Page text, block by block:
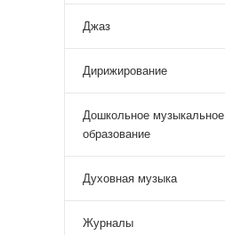
Джаз
Дирижирование
Дошкольное музыкальное
образование
Духовная музыка
Журналы